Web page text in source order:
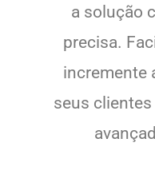
a solução
precisa.
incremente
seus